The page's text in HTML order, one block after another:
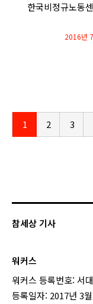
한국비정규노동
2016년
1 2 3
참세상 기사
워커스
워커스 등록번호: 서
등록일자: 2017년 3